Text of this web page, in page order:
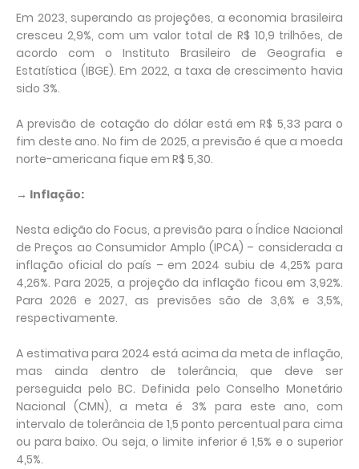
Em 2023, superando as projeções, a economia brasileira
cresceu 2,9%, com um valor total de R$ 10,9 trilhões, de
acordo com o Instituto Brasileiro de Geografia e
Estatística (IBGE). Em 2022, a taxa de crescimento havia
sido 3%.
A previsão de cotação do dólar está em R$ 5,33 para o
fim deste ano. No fim de 2025, a previsão é que a moeda
norte-americana fique em R$ 5,30.
→ Inflação:
Nesta edição do Focus, a previsão para o Índice Nacional
de Preços ao Consumidor Amplo (IPCA) – considerada a
inflação oficial do país – em 2024 subiu de 4,25% para
4,26%. Para 2025, a projeção da inflação ficou em 3,92%.
Para 2026 e 2027, as previsões são de 3,6% e 3,5%,
respectivamente.
A estimativa para 2024 está acima da meta de inflação,
mas ainda dentro de tolerância, que deve ser
perseguida pelo BC. Definida pelo Conselho Monetário
Nacional (CMN), a meta é 3% para este ano, com
intervalo de tolerância de 1,5 ponto percentual para cima
ou para baixo. Ou seja, o limite inferior é 1,5% e o superior
4,5%.